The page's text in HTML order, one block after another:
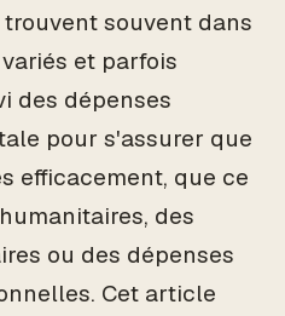
souvent dans
et parfois
des dépenses
pour s'assurer que
efficacement, que ce
des
ou des dépenses
Cet article